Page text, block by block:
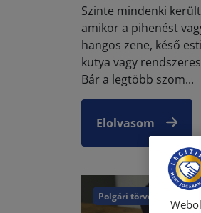
Szinte mindenki
amikor a pihenést
hangos zene, késő
kutya vagy
Bár a legtöbb szom...
Elolvasom
Polgári törvénykönyv